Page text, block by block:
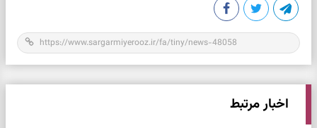
اخبار مرتبط